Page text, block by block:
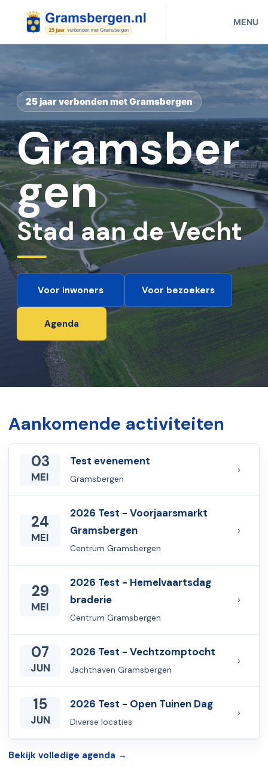
MENU
25 jaar verbonden met Gramsbergen
Gramsber
gen
Stad aan de Vecht
Voor inwoners Voor bezoekers
Agenda
Aankomende activiteiten
03
MEI
Test evenement
Gramsbergen
›
24
MEI
2026 Test - Voorjaarsmarkt
Gramsbergen
Centrum Gramsbergen
›
29
MEI
2026 Test - Hemelvaartsdag
braderie
Centrum Gramsbergen
›
07
JUN
2026 Test - Vechtzomptocht
Jachthaven Gramsbergen
›
15
JUN
2026 Test - Open Tuinen Dag
Diverse locaties
›
Bekijk volledige agenda →